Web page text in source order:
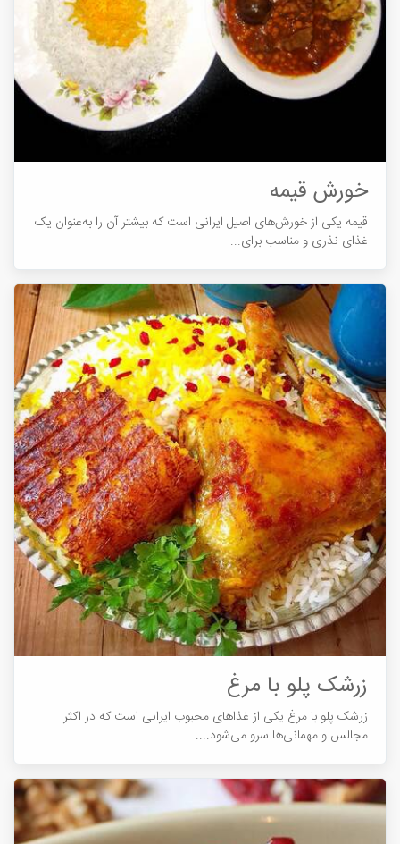
خورش قیمه
قیمه یکی از خورش‌های اصیل ایرانی است که بیشتر آن را به‌عنوان یک
غذای نذری و مناسب برای...
زرشک پلو با مرغ
زرشک پلو با مرغ یکی از غذاهای محبوب ایرانی است که در اکثر
مجالس و مهمانی‌ها سرو می‌شود....